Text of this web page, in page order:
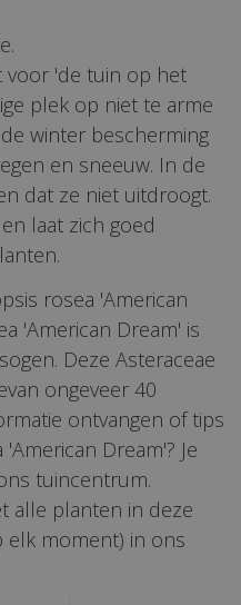
voor 'de tuin op het
plek op niet te arme
winter bescherming
en sneeuw. In de
dat ze niet uitdroogt.
laat zich goed
rosea 'American
'American Dream' is
Deze Asteraceae
ongeveer 40
ontvangen of tips
Dream'? Je
tuincentrum.
alle planten in deze
elk moment) in ons